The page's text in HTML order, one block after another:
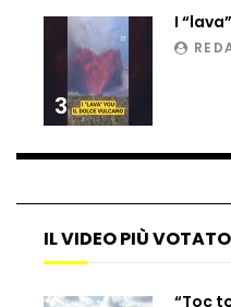
Parco
3
I
IL VIDEO PIÙ VOTATO
“Toc